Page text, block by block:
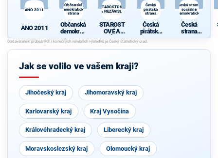
ANO 2011
ANO 2011
Občanská
demokratická
strana
Občanská
demokrati
cká strana
STAROSTOVÉ
A NEZÁVISLÍ
STAROST
OVÉ A
NEZÁVISL
Í
Česká
pirátská
strana
Česká
pirátská
strana
Česká strana
sociálně
demokratická
Česká
strana
sociálně
cká
Jak se volilo ve vašem kraji?
Jihočeský kraj Jihomoravský kraj
Karlovarský kraj Kraj Vysočina
Královéhradecký kraj Liberecký kraj
Moravskoslezský kraj Olomoucký kraj